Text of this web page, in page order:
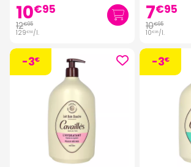
10€95
12€95
129€50/l.
7€95
10€95
10€95/l.
-3€ -3€